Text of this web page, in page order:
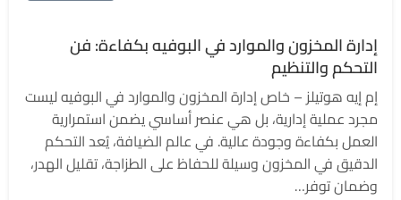
إدارة المخزون والموارد في البوفيه بكفاءة: فن
التحكم والتنظيم
إم إيه هوتيلز – خاص إدارة المخزون والموارد في البوفيه ليست
مجرد عملية إدارية، بل هي عنصر أساسي يضمن استمرارية
العمل بكفاءة وجودة عالية. في عالم الضيافة، يُعد التحكم
الدقيق في المخزون وسيلة للحفاظ على الطزاجة، تقليل الهدر،
وضمان توفر…